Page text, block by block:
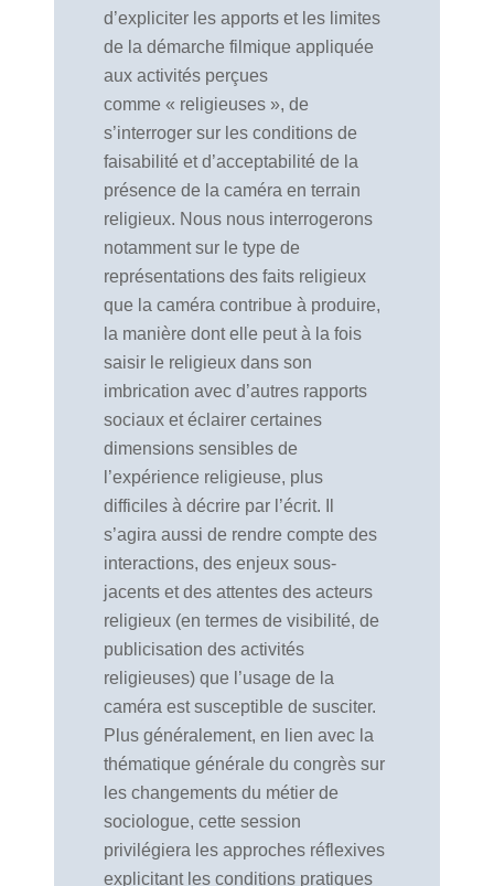
d’expliciter les apports et les limites
de la démarche filmique appliquée
aux activités perçues
comme « religieuses », de
s’interroger sur les conditions de
faisabilité et d’acceptabilité de la
présence de la caméra en terrain
religieux. Nous nous interrogerons
notamment sur le type de
représentations des faits religieux
que la caméra contribue à produire,
la manière dont elle peut à la fois
saisir le religieux dans son
imbrication avec d’autres rapports
sociaux et éclairer certaines
dimensions sensibles de
l’expérience religieuse, plus
difficiles à décrire par l’écrit. Il
s’agira aussi de rendre compte des
interactions, des enjeux sous-
jacents et des attentes des acteurs
religieux (en termes de visibilité, de
publicisation des activités
religieuses) que l’usage de la
caméra est susceptible de susciter.
Plus généralement, en lien avec la
thématique générale du congrès sur
les changements du métier de
sociologue, cette session
privilégiera les approches réflexives
explicitant les conditions pratiques